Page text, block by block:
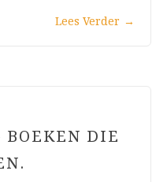
Lees Verder →
DIE